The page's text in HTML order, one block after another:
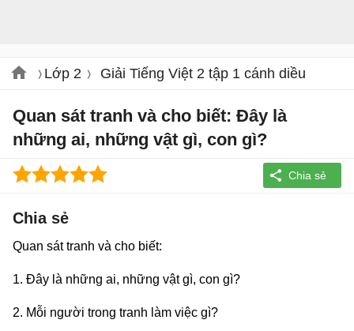
Lớp 2 Giải Tiếng Việt 2 tập 1 cánh diều
Quan sát tranh và cho biết: Đây là
những ai, những vật gì, con gì?
Chia sẻ
Quan sát tranh và cho biết:
1. Đây là những ai, những vật gì, con gì?
2. Mỗi người trong tranh làm việc gì?